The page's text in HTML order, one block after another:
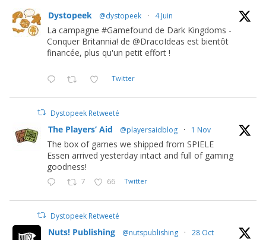
Dystopeek @dystopeek · 4 Juin
La campagne #Gamefound de Dark Kingdoms -
Conquer Britannia! de @DracoIdeas est bientôt
financée, plus qu'un petit effort !
Twitter
Dystopeek Retweeté
The Players’ Aid @playersaidblog · 1 Nov
The box of games we shipped from SPIELE
Essen arrived yesterday intact and full of gaming
goodness!
7 66 Twitter
Dystopeek Retweeté
Nuts! Publishing @nutspublishing · 28 Oct